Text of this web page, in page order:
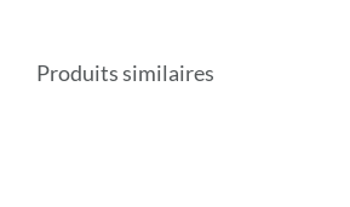
Produits similaires